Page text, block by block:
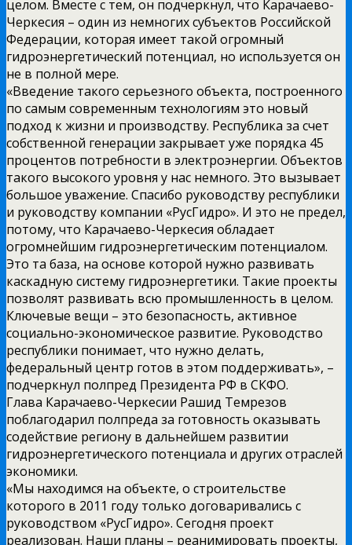
целом. Вместе с тем, он подчеркнул, что Карачаево-
Черкесия – один из немногих субъектов Российской
Федерации, которая имеет такой огромный
гидроэнергетический потенциал, но используется он
не в полной мере.
«Введение такого серьезного объекта, построенного
по самым современным технологиям это новый
подход к жизни и производству. Республика за счет
собственной генерации закрывает уже порядка 45
процентов потребности в электроэнергии. Объектов
такого высокого уровня у нас немного. Это вызывает
большое уважение. Спасибо руководству республики
и руководству компании «РусГидро». И это не предел,
потому, что Карачаево-Черкесия обладает
огромнейшим гидроэнергетическим потенциалом.
Это та база, на основе которой нужно развивать
каскадную систему гидроэнергетики. Такие проекты
позволят развивать всю промышленность в целом.
Ключевые вещи – это безопасность, активное
социально-экономическое развитие. Руководство
республики понимает, что нужно делать,
федеральный центр готов в этом поддерживать», –
подчеркнул полпред Президента РФ в СКФО.
Глава Карачаево-Черкесии Рашид Темрезов
поблагодарил полпреда за готовность оказывать
содействие региону в дальнейшем развитии
гидроэнергетического потенциала и других отраслей
экономики.
«Мы находимся на объекте, о строительстве
которого в 2011 году только договаривались с
руководством «РусГидро». Сегодня проект
реализован. Наши планы – реанимировать проекты,